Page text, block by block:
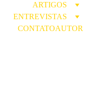
ARTIGOS
ENTREVISTAS
CONTATOAUTOR